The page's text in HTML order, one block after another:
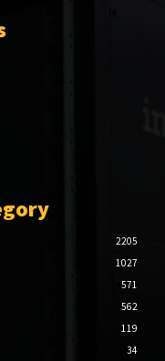
2205
1027
571
562
119
34